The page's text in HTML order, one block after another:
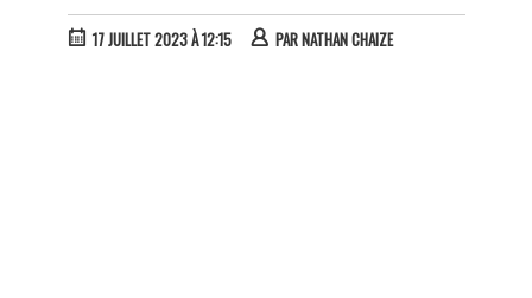
17 JUILLET 2023 À 12:15 PARNATHAN CHAIZE